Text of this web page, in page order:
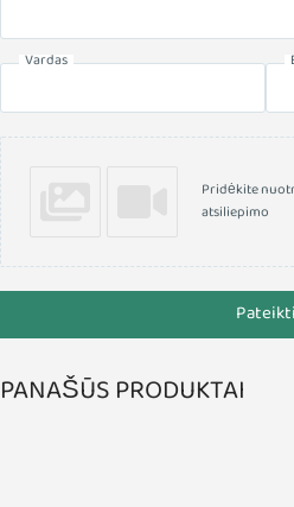
Vardas
Pridėkite
atsiliepimo
Pateikti
PANAŠŪS PRODUKTAI